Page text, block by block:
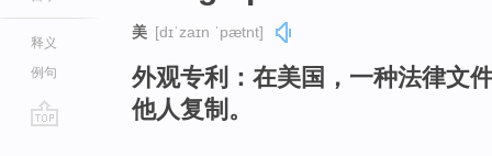
释义
例句
美 [dɪˈzaɪn ˈpætnt]
外观专利：在美国，一种法律文
他人复制。